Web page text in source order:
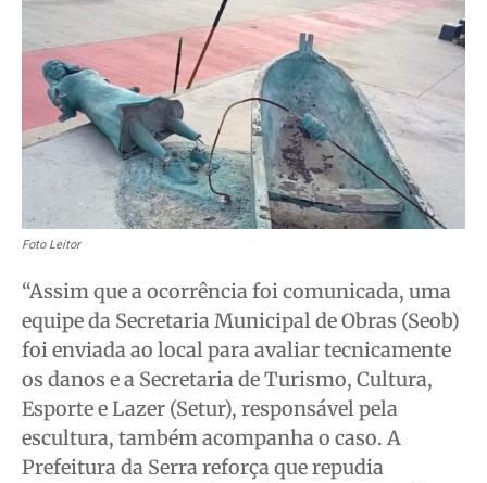
Publicidade Legal
Anuncie
Quem Somos
Expediente
Contato
Anuncie
Termos de Uso
Privacidade
Publicidade Legal
Anuncie
Quem Somos
Expediente
Contato
Anuncie
Termos de Uso
Privacidade
Publicidade Legal
Anuncie
Quem Somos
Expediente
Contato
Anuncie
Termos de Uso
Privacidade
Publicidade Legal
Anuncie
Quem Somos
Expediente
Contato
Anuncie
Termos de Uso
Privacidade
Foto Leitor
“Assim que a ocorrência foi comunicada, uma
equipe da Secretaria Municipal de Obras (Seob)
foi enviada ao local para avaliar tecnicamente
os danos e a Secretaria de Turismo, Cultura,
Esporte e Lazer (Setur), responsável pela
escultura, também acompanha o caso. A
Prefeitura da Serra reforça que repudia